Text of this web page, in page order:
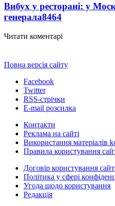
Вибух у ресторані: у
генерала8464
Читати коментарі
Повна версія сайту
Facebook
Twitter
RSS-стрічки
E-mail розсилка
Контакти
Реклама на сайті
Використання матеріалів
Правила користування
Договір користування
Політика у сфері
Угода щодо користування
Редакція